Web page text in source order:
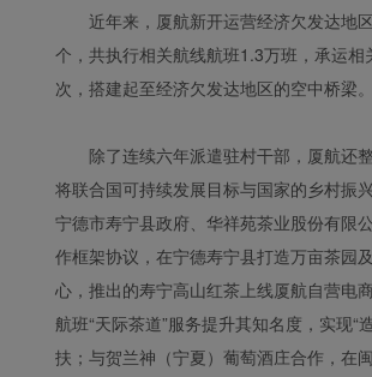
近年来，厦航新开运营经济欠发达地
个，共执行相关航线航班1.3万班，承运相
次，搭建起至经济欠发达地区的空中桥梁。
除了连续六年派遣驻村干部，厦航还
将联合国可持续发展目标与国家的乡村振
宁德市寿宁县政府、华祥苑茶业股份有限
作框架协议，在宁德寿宁县打造万亩茶园
心，推出的寿宁高山红茶上线厦航自营电
航班“天际茶道”服务提升其知名度，实现“
扶；与贺兰神（宁夏）葡萄酒庄合作，在